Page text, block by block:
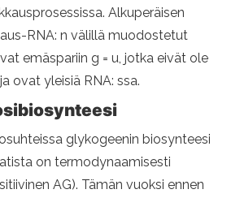
Alkuperäisen
RNA: n välillä muodostetut
emäspariin g = u, jotka eivät ole
ovat yleisiä RNA: ssa.
glykogeenin biosynteesi
on termodynaamisesti
AG). Tämän vuoksi ennen